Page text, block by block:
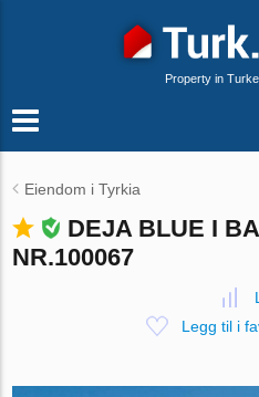
Property in
Eiendom i Tyrkia
DEJA BLUE I
NR.100067
Legg til i